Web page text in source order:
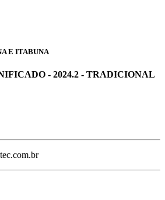
E ITABUNA
- 2024.2 - TRADICIONAL